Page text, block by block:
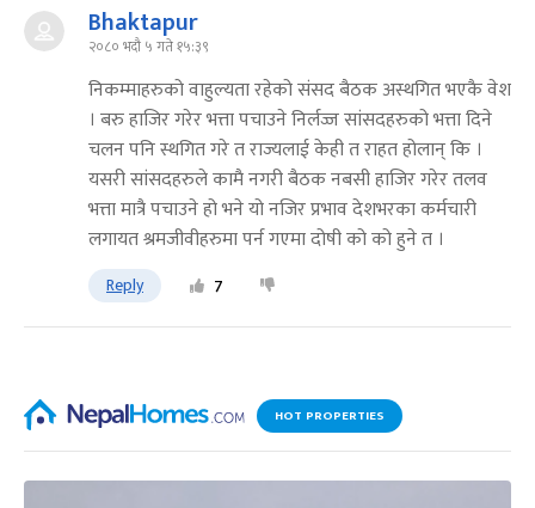
Bhaktapur
२०८० भदौ ५ गते १५:३९
निकम्माहरुको वाहुल्यता रहेको संसद बैठक अस्थगित भएकै वेश
। बरु हाजिर गरेर भत्ता पचाउने निर्लज्ज सांसदहरुको भत्ता दिने
चलन पनि स्थगित गरे त राज्यलाई केही त राहत होलान् कि ।
यसरी सांसदहरुले कामै नगरी बैठक नबसी हाजिर गरेर तलव
भत्ता मात्रै पचाउने हो भने यो नजिर प्रभाव देशभरका कर्मचारी
लगायत श्रमजीवीहरुमा पर्न गएमा दोषी को को हुने त ।
Reply 7
HOT PROPERTIES